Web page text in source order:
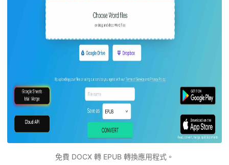
免費 DOCX 轉 EPUB 轉換應用程式。